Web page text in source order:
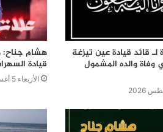
لـ قائد قيادة عين تيزغة
وفاة والده المشمول
هشام جناح:
قيادة
الأربعاء 5 أغسطس 2026